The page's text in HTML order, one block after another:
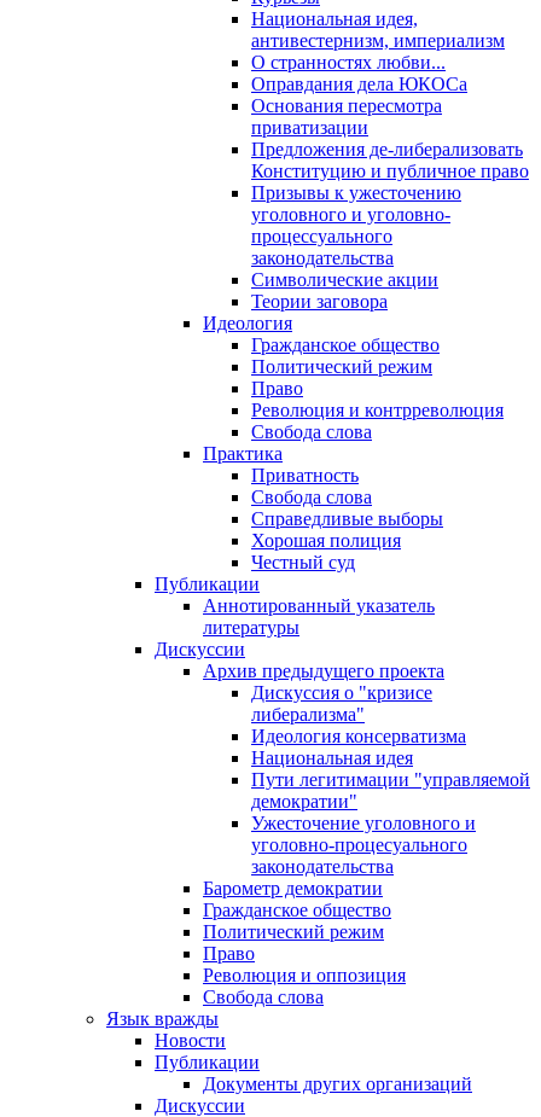
Национальная идея,
антивестернизм, империализм
О странностях любви...
Оправдания дела ЮКОСа
Основания пересмотра
приватизации
Предложения де-либерализовать
Конституцию и публичное право
Призывы к ужесточению
уголовного и уголовно-
процессуального
законодательства
Символические акции
Теории заговора
Идеология
Гражданское общество
Политический режим
Право
Революция и контрреволюция
Свобода слова
Практика
Приватность
Свобода слова
Справедливые выборы
Хорошая полиция
Честный суд
Публикации
Аннотированный указатель
литературы
Дискуссии
Архив предыдущего проекта
Дискуссия о "кризисе
либерализма"
Идеология консерватизма
Национальная идея
Пути легитимации "управляемой
демократии"
Ужесточение уголовного и
уголовно-процесуального
законодательства
Барометр демократии
Гражданское общество
Политический режим
Право
Революция и оппозиция
Свобода слова
Язык вражды
Новости
Публикации
Документы других организаций
Дискуссии